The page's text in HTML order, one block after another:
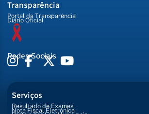
Transparência
Portal da Transparência
Diário Oficial
Redes Sociais
Serviços
Resultado de Exames
Nota Fiscal Eletrônica